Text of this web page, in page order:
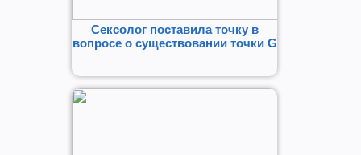
Сексолог поставила точку в
вопросе о существовании точки G